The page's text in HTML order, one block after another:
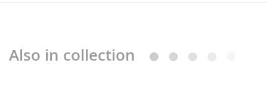
Also in collection